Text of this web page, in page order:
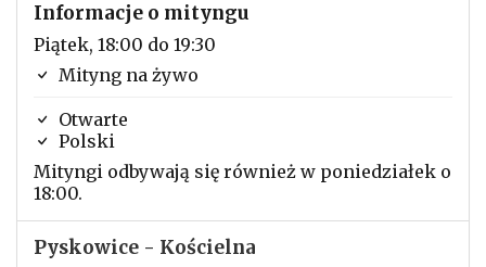
Informacje o mityngu
Piątek, 18:00 do 19:30
Mityng na żywo
Otwarte
Polski
Mityngi odbywają się również w poniedziałek o
18:00.
Pyskowice - Kościelna